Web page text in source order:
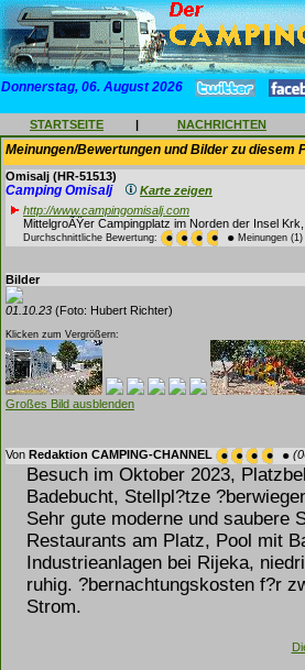
Donnerstag, 06. August 2026
STARTSEITE | NACHRICHTEN
Meinungen/Bewertungen und Bilder zu diesem
Omisalj (HR-51513)
Camping Omisalj
Karte zeigen
http://www.campingomisalj.com
MittelgroÃŸer Campingplatz im Norden der Insel
Durchschnittliche Bewertung: Meinungen (1)
Bilder
01.10.23 (Foto: Hubert Richter)
Klicken zum Vergrößern:
Großes Bild ausblenden
Von Redaktion CAMPING-CHANNEL
Besuch im Oktober 2023,
Badebucht, Stellpl?tze
Sehr gute moderne und saubere
Restaurants am Platz, Pool mit
Industrieanlagen bei Rijeka,
ruhig. ?bernachtungskosten f?r
Strom.